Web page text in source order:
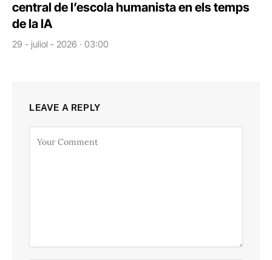
central de l’escola humanista en els temps
de la IA
29 - juliol - 2026 · 03:00
LEAVE A REPLY